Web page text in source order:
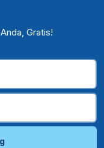
Gratis!